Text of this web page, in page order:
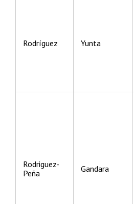
Rodríguez Yunta
Rodriguez-
Peña
Gandara